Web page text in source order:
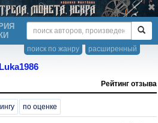
расширенный
поиск по жанру
Luka1986
Рейтинг отзыва
по оценке